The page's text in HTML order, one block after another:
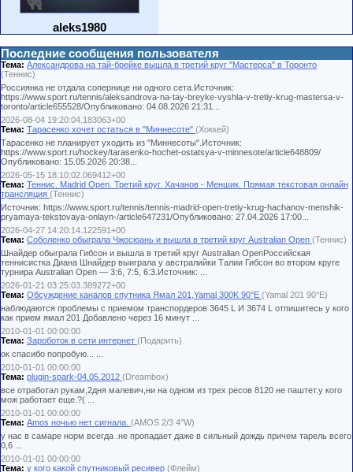
aleks1980
Последние сообщения пользователя
Тема: Александрова на тай-брейке вышла в третий круг "Мастерса" в Торонто
(Теннис)
Россиянка не отдала сопернице ни одного сета.Источник:
https://www.sport.ru/tennis/aleksandrova-na-tay-breyke-vyshla-v-tretiy-krug-mastersa-v-
toronto/article655528/Опубликовано: 04.08.2026 21:31...
2026-08-04 19:20:04.183063+00
Тема: Тарасенко хочет остаться в "Миннесоте" (Хоккей)
Тарасенко не планирует уходить из "Миннесоты".Источник:
https://www.sport.ru/hockey/tarasenko-hochet-ostatsya-v-minnesote/article648809/
Опубликовано: 15.05.2026 20:38...
2026-05-15 18:10:02.069412+00
Тема: Теннис. Madrid Open. Третий круг. Хачанов - Меншик. Прямая текстовая онлайн
трансляция (Теннис)
Источник: https://www.sport.ru/tennis/tennis-madrid-open-tretiy-krug-hachanov-menshik-
pryamaya-tekstovaya-onlayn-/article647231/Опубликовано: 27.04.2026 17:00...
2026-04-27 14:20:14.122591+00
Тема: Соболенко обыграла Чжосюань и вышла в третий круг Australian Open (Теннис)
Шнайдер обыграла Гибсон и вышла в третий круг Australian OpenРоссийская
теннисистка Диана Шнайдер выиграла у австралийки Талии Гибсон во втором круге
турнира Australian Open — 3:6, 7:5, 6:3.Источник: ...
2026-01-21 03:25:03.389272+00
Тема: Обсуждение каналов спутника Ямал 201,Yamal 300K 90°E (Yamal 201 90°E)
наблюдаются проблемы с приемом транспордеров 3645 L И 3674 L отпишитесь у кого
как прием ямал 201 Добавлено через 16 минут ...
2010-01-01 00:00:00
Тема: Зароботок в сети интернет (Подарить)
ок спасибо попробую... ...
2010-01-01 00:00:00
Тема: plugin-spark-04.05.2012 (Dreambox)
все отработал рукам,2дня малевич,ни на одном из трех ресов 8120 не паштет.у кого
мож работает еще.?( ...
2010-01-01 00:00:00
Тема: Amos ночью нет сигнала. (AMOS 2/3 4°W)
у нас в самаре норм всегда .не пропадает даже в сильный дождь причем тарель всего
0,6 ...
2010-01-01 00:00:00
Тема: у кого какой спутниковый ресивер (Флейм)